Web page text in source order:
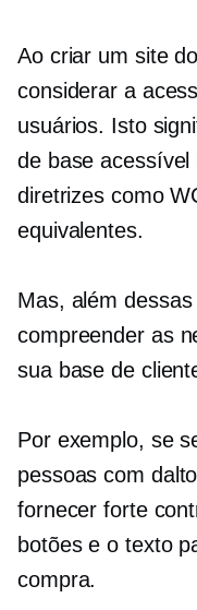
Ao criar um site
considerar a
usuários. Isto
de base acessível
diretrizes como
equivalentes.
Mas, além
compreender as
sua base de
Por exemplo, se
pessoas com
fornecer forte
botões e o texto
compra.